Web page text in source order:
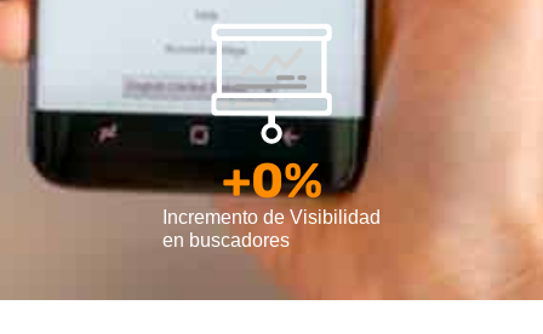
Incremento de Visibilidad
en buscadores
+0%